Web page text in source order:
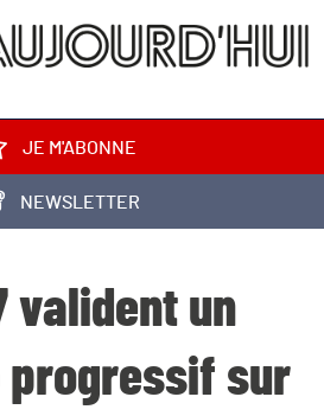
JE M'ABONNE
NEWSLETTER
valident un
progressif sur